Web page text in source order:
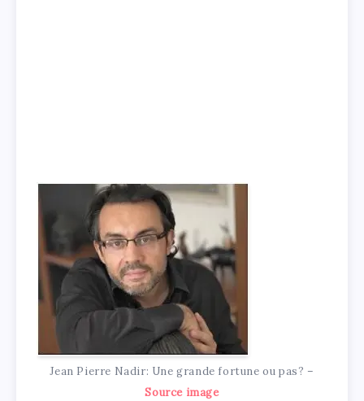
Jean Pierre Nadir: Une grande fortune ou pas? –
Source image